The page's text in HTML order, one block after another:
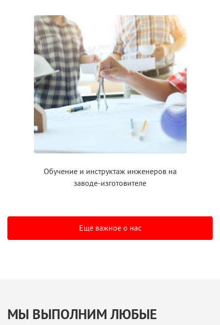
Обучение и инструктажинженеров на
заводе-изготовителе
Еще важное о нас
МЫ ВЫПОЛНИМ ЛЮБЫЕ